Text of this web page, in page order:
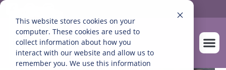
This website stores cookies on your
computer. These cookies are used to
collect information about how you
interact with our website and allow us to
remember you. We use this information